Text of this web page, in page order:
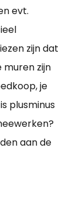
evt.
zijn dat
zijn
je
plusminus
aan de